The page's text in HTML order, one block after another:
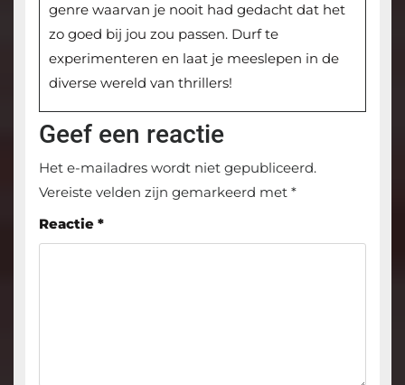
genre waarvan je nooit had gedacht dat het
zo goed bij jou zou passen. Durf te
experimenteren en laat je meeslepen in de
diverse wereld van thrillers!
Geef een reactie
Het e-mailadres wordt niet gepubliceerd.
Vereiste velden zijn gemarkeerd met *
Reactie *